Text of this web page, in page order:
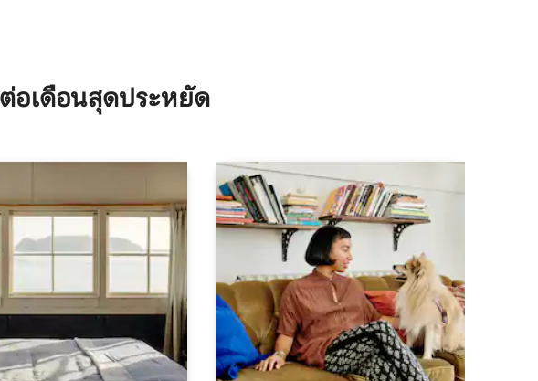
อเดือนสุดประหยัด